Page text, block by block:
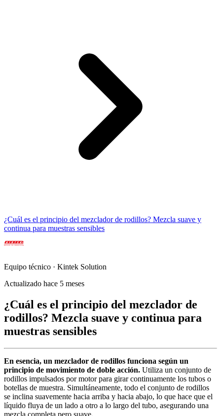
¿Cuál es el principio del mezclador de rodillos? Mezcla suave y
continua para muestras sensibles
Equipo técnico · Kintek Solution
Actualizado hace 5 meses
¿Cuál es el principio del mezclador de
rodillos? Mezcla suave y continua para
muestras sensibles
En esencia, un mezclador de rodillos funciona según un
principio de movimiento de doble acción. Utiliza un conjunto de
rodillos impulsados por motor para girar continuamente los tubos o
botellas de muestra. Simultáneamente, todo el conjunto de rodillos
se inclina suavemente hacia arriba y hacia abajo, lo que hace que el
líquido fluya de un lado a otro a lo largo del tubo, asegurando una
mezcla completa pero suave.